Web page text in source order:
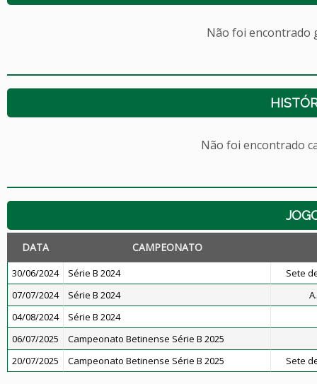
Não foi encontrado
Não foi encontrado
DATA CAMPEONATO
30/06/2024 Série B 2024
Sete
07/07/2024
Série B 2024
04/08/2024
Série B 2024
06/07/2025
Campeonato Betinense Série B 2025
20/07/2025
Campeonato Betinense Série B 2025 Sete